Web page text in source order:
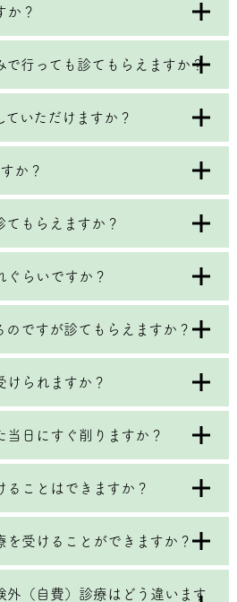
か？
で行っても診てもらえますか？
ていただけますか？
か？
てもらえますか？
ぐらいですか？
のですが診てもらえますか？
けられますか？
当日にすぐ削りますか？
ることはできますか？
を受けることができますか？
外（自費）診療はどう違います